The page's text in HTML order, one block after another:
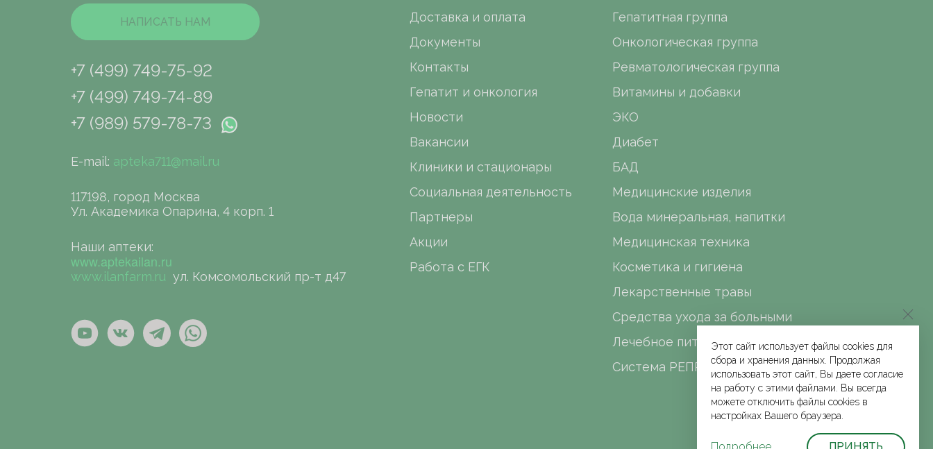
НАПИСАТЬ НАМ
+7 (499) 749-75-92
+7 (499) 749-74-89
+7 (989) 579-78-73
E-mail: apteka711@mail.ru
117198, город Москва
Ул. Академика Опарина, 4 корп. 1
Наши аптеки:
www.aptekailan.ru
www.ilanfarm.ru ул. Комсомольский пр-т д47
Доставка и оплата
Документы
Контакты
Гепатит и онкология
Новости
Вакансии
Клиники и стационары
Социальная деятельность
Партнеры
Акции
Работа с ЕГК
Гепатитная группа
Онкологическая группа
Ревматологическая группа
Витамины и добавки
ЭКО
Диабет
БАД
Медицинские изделия
Вода минеральная, напитки
Медицинская техника
Косметика и гигиена
Лекарственные травы
Средства ухода за больными
Лечебное питание
Система РЕПРО
Этот сайт использует файлы cookies для
сбора и хранения данных. Продолжая
использовать этот сайт, Вы даете согласие
на работу с этими файлами. Вы всегда
можете отключить файлы cookies в
настройках Вашего браузера.